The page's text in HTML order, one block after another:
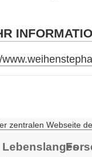
zentralen Webseite
Lebenslanges